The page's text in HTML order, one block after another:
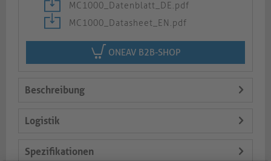
MC1000_Datenblatt_DE.pdf
MC1000_Datasheet_EN.pdf
ONEAV B2B-SHOP
Beschreibung
Logistik
Spezifikationen